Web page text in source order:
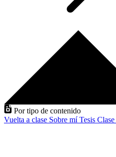
Por tipo de contenido
Vuelta a clase Sobre míTesis Clase